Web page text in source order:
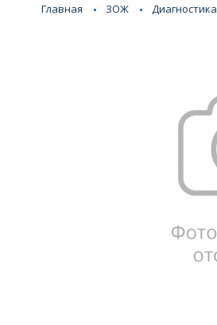
Главная ЗОЖ Диагностика